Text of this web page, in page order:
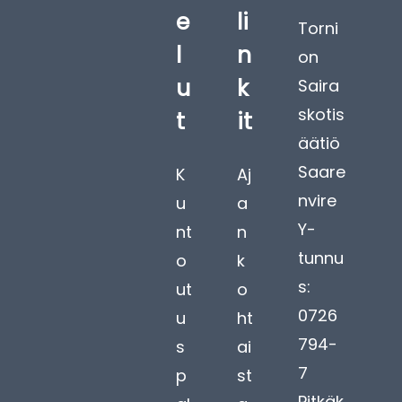
e
l
u
t
K
u
nt
o
ut
u
s
p
li
n
k
it
Aj
a
n
k
o
ht
ai
st
Torni
on
Saira
skotis
äätiö
Saare
nvire
Y-
tunnu
s:
0726
794-
7